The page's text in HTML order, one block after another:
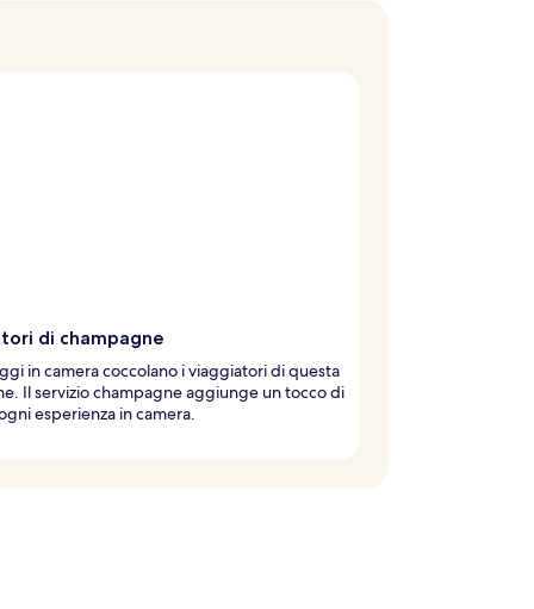
di champagne
in camera coccolano i viaggiatori di questa
Il servizio champagne aggiunge un tocco di
esperienza in camera.